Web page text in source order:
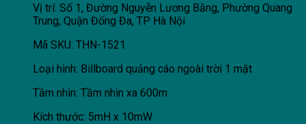
Vị trí: Số 1, Đường Nguyễn Lương Bằng, Phường Quang
Trung, Quận Đống Đa, TP Hà Nội
Mã SKU: THN-1521
Loại hình: Billboard quảng cáo ngoài trời 1 mặt
Tầm nhìn: Tầm nhìn xa 600m
Kích thước: 5mH x 10mW